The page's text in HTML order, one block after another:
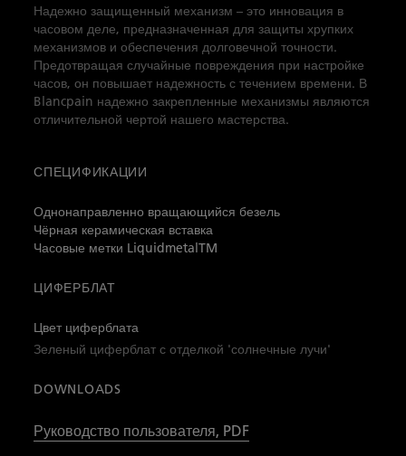
Надежно защищенный механизм – это инновация в
часовом деле, предназначенная для защиты хрупких
механизмов и обеспечения долговечной точности.
Предотвращая случайные повреждения при настройке
часов, он повышает надежность с течением времени. В
Blancpain надежно закрепленные механизмы являются
отличительной чертой нашего мастерства.
СПЕЦИФИКАЦИИ
Однонаправленно вращающийся безель
Чёрная керамическая вставка
Часовые метки LiquidmetalTM
ЦИФЕРБЛАТ
Цвет циферблата
Зеленый циферблат с отделкой 'солнечные лучи'
DOWNLOADS
Руководство пользователя, PDF